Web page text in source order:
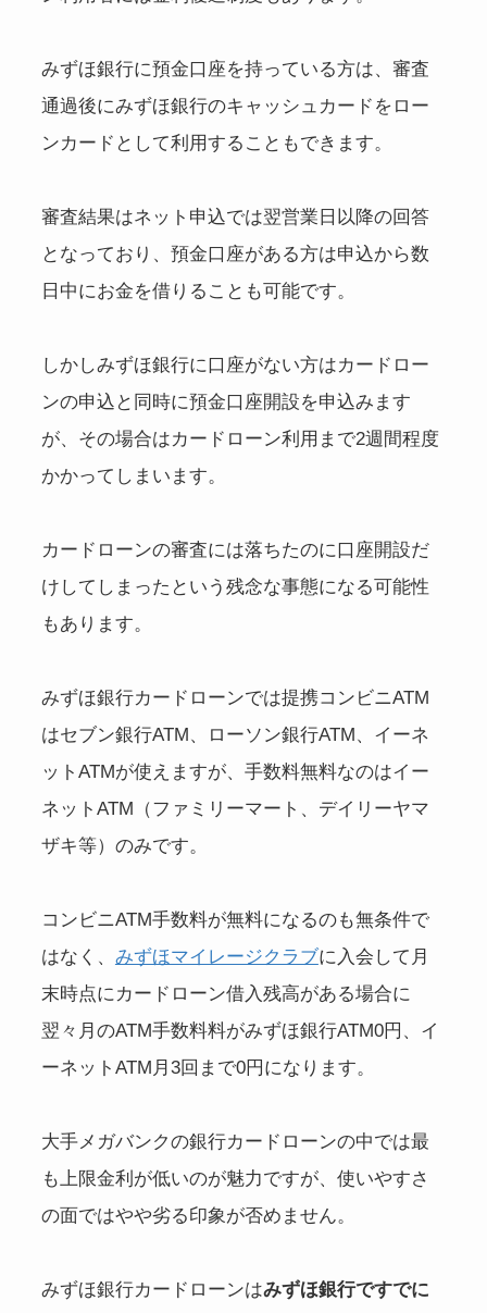
みずほ銀行に預金口座を持っている方は、審査
通過後にみずほ銀行のキャッシュカードをロー
ンカードとして利用することもできます。
審査結果はネット申込では翌営業日以降の回答
となっており、預金口座がある方は申込から数
日中にお金を借りることも可能です。
しかしみずほ銀行に口座がない方はカードロー
ンの申込と同時に預金口座開設を申込みます
が、その場合はカードローン利用まで2週間程度
かかってしまいます。
カードローンの審査には落ちたのに口座開設だ
けしてしまったという残念な事態になる可能性
もあります。
みずほ銀行カードローンでは提携コンビニATM
はセブン銀行ATM、ローソン銀行ATM、イーネ
ットATMが使えますが、手数料無料なのはイー
ネットATM（ファミリーマート、デイリーヤマ
ザキ等）のみです。
コンビニATM手数料が無料になるのも無条件で
はなく、 みずほマイレージクラブに入会して月
末時点にカードローン借入残高がある場合に
翌々月のATM手数料料がみずほ銀行ATM0円、イ
ーネットATM月3回まで0円になります。
大手メガバンクの銀行カードローンの中では最
も上限金利が低いのが魅力ですが、使いやすさ
の面ではやや劣る印象が否めません。
みずほ銀行カードローンはみずほ銀行ですでに